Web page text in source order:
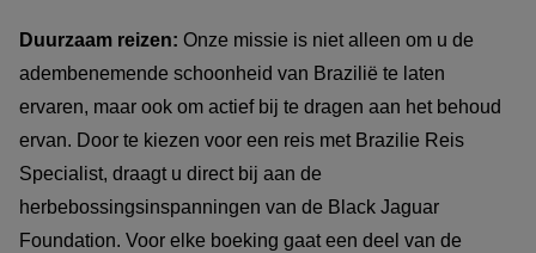
Duurzaam reizen: Onze missie is niet alleen om u de
adembenemende schoonheid van Brazilië te laten
ervaren, maar ook om actief bij te dragen aan het behoud
ervan. Door te kiezen voor een reis met Brazilie Reis
Specialist, draagt u direct bij aan de
herbebossingsinspanningen van de Black Jaguar
Foundation. Voor elke boeking gaat een deel van de